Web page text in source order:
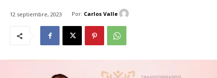
12 septiembre, 2023 Por: Carlos Valle